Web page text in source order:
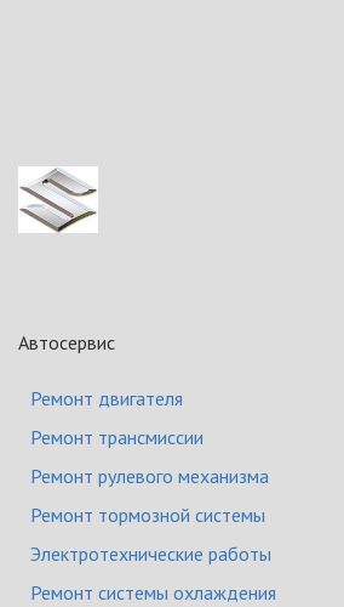
Автосервис
Ремонт двигателя
Ремонт трансмиссии
Ремонт рулевого механизма
Ремонт тормозной системы
Электротехнические работы
Ремонт системы охлаждения